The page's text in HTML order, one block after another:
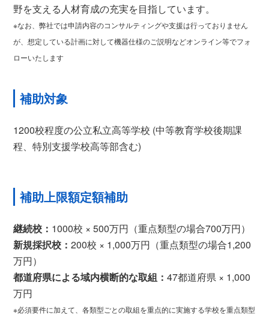
野を支える人材育成の充実を目指しています。
※なお、弊社では申請内容のコンサルティングや支援は行っておりません
が、想定している計画に対して機器仕様のご説明などオンライン等でフォ
ローいたします
補助対象
1200校程度の公立私立高等学校 (中等教育学校後期課
程、特別支援学校高等部含む)
補助上限額定額補助
継続校： 1000校 × 500万円（重点類型の場合700万円）
新規採択校：200校 × 1,000万円（重点類型の場合1,200
万円）
都道府県による域内横断的な取組：47都道府県 × 1,000
万円
※必須要件に加えて、各類型ごとの取組を重点的に実施する学校を重点類型